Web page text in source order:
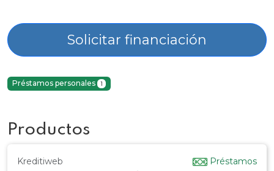
Solicitar financiación
Préstamos personales 1
Productos
Kreditiweb Préstamos